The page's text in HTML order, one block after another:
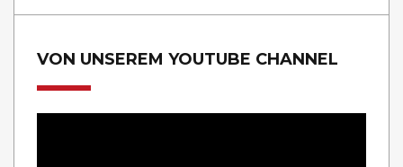
VON UNSEREM YOUTUBE CHANNEL